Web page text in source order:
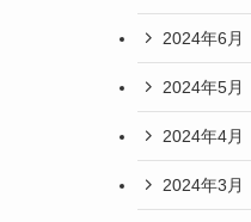
2024年6月
2024年5月
2024年4月
2024年3月